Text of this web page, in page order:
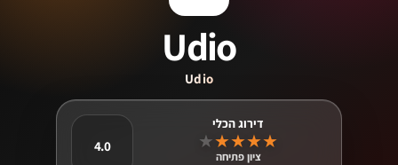
Udio
Udio
4.0 ★
★
★
★
★
ציון פתיחה